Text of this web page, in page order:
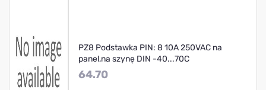
PZ8 Podstawka PIN: 8 10A 250VAC na
panel,na szynę DIN -40...70C
64.70